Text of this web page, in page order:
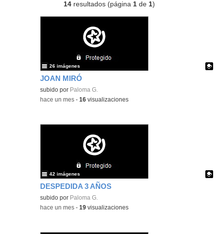
14 resultados (página1 de1)
JOAN MIRÓ
Contenido educativo.
subido por Paloma G.
26 imágenes
-hace un mes -16 visualizaciones
DESPEDIDA 3 AÑOS
Contenido educativo.
subido por Paloma G.
42 imágenes
-hace un mes -19 visualizaciones